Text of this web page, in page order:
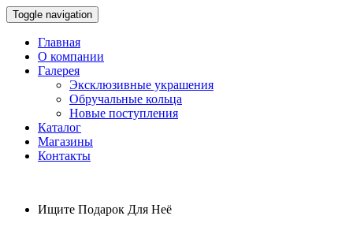
Toggle navigation
Главная
О компании
Галерея
Эксклюзивные украшения
Обручальные кольца
Новые поступления
Каталог
Магазины
Контакты
Ищите Подарок Для Неё